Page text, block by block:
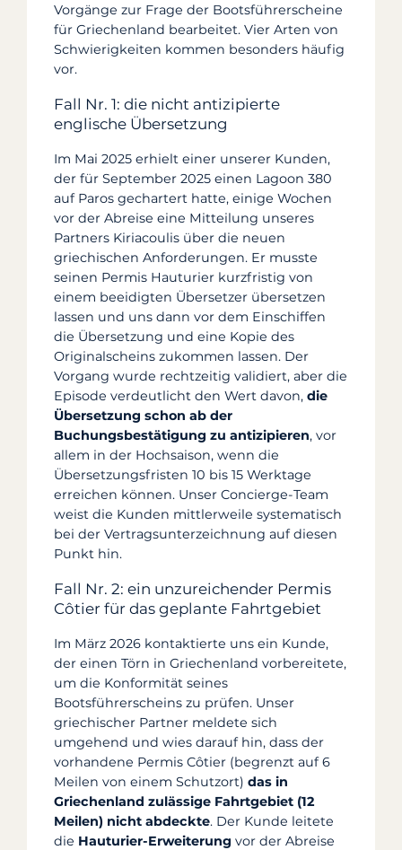
Vorgänge zur Frage der Bootsführerscheine
für Griechenland bearbeitet. Vier Arten von
Schwierigkeiten kommen besonders häufig
vor.
Fall Nr. 1: die nicht antizipierte
englische Übersetzung
Im Mai 2025 erhielt einer unserer Kunden,
der für September 2025 einen Lagoon 380
auf Paros gechartert hatte, einige Wochen
vor der Abreise eine Mitteilung unseres
Partners Kiriacoulis über die neuen
griechischen Anforderungen. Er musste
seinen Permis Hauturier kurzfristig von
einem beeidigten Übersetzer übersetzen
lassen und uns dann vor dem Einschiffen
die Übersetzung und eine Kopie des
Originalscheins zukommen lassen. Der
Vorgang wurde rechtzeitig validiert, aber die
Episode verdeutlicht den Wert davon, die
Übersetzung schon ab der
Buchungsbestätigung zu antizipieren, vor
allem in der Hochsaison, wenn die
Übersetzungsfristen 10 bis 15 Werktage
erreichen können. Unser Concierge-Team
weist die Kunden mittlerweile systematisch
bei der Vertragsunterzeichnung auf diesen
Punkt hin.
Fall Nr. 2: ein unzureichender Permis
Côtier für das geplante Fahrtgebiet
Im März 2026 kontaktierte uns ein Kunde,
der einen Törn in Griechenland vorbereitete,
um die Konformität seines
Bootsführerscheins zu prüfen. Unser
griechischer Partner meldete sich
umgehend und wies darauf hin, dass der
vorhandene Permis Côtier (begrenzt auf 6
Meilen von einem Schutzort) das in
Griechenland zulässige Fahrtgebiet (12
Meilen) nicht abdeckte. Der Kunde leitete
die Hauturier-Erweiterung vor der Abreise